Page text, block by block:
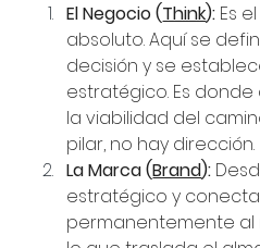
El Negocio (Think): Es
absoluto. Aquí se
decisión y se
estratégico. Es
la viabilidad del
pilar, no hay dirección.
La Marca (Brand):
estratégico y
permanentemente al